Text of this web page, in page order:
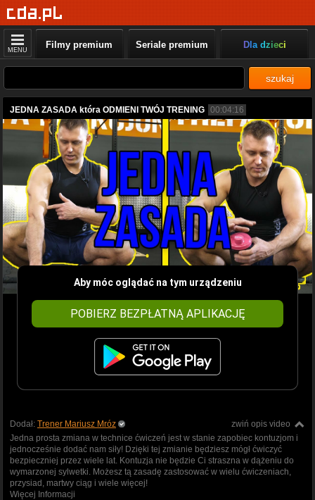
MENU Filmy premium Seriale premium Dla dzieci
szukaj
JEDNA ZASADA która ODMIENI TWÓJ TRENING 00:04:16
Aby móc oglądać na tym urządzeniu
POBIERZ BEZPŁATNĄ APLIKACJĘ
zwiń opis video
Dodał: Trener Mariusz Mróz
Jedna prosta zmiana w technice ćwiczeń jest w stanie zapobiec kontuzjom i
jednocześnie dodać nam siły! Dzięki tej zmianie będziesz mógł ćwiczyć
bezpieczniej przez wiele lat. Kontuzja nie będzie Ci straszna w dążeniu do
wymarzonej sylwetki. Możesz tą zasadę zastosować w wielu ćwiczeniach,
przysiad, martwy ciąg i wiele więcej!
Więcej Informacji